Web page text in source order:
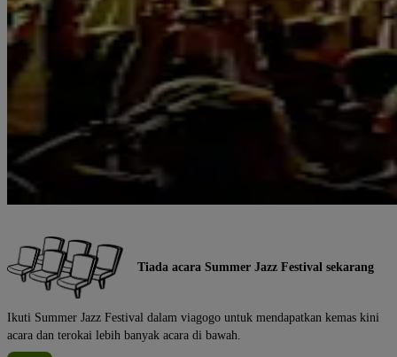
Tiada acara Summer Jazz Festival sekarang
Ikuti Summer Jazz Festival dalam viagogo untuk mendapatkan kemas kini
acara dan terokai lebih banyak acara di bawah.